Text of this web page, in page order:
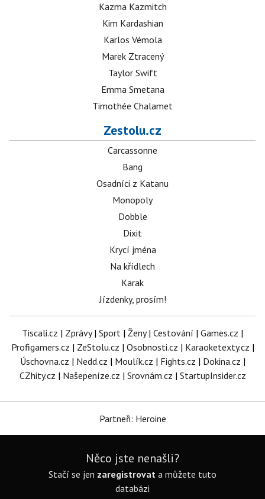
Kazma Kazmitch
Kim Kardashian
Karlos Vémola
Marek Ztracený
Taylor Swift
Emma Smetana
Timothée Chalamet
Zestolu.cz
Carcassonne
Bang
Osadníci z Katanu
Monopoly
Dobble
Dixit
Krycí jména
Na křídlech
Karak
Jízdenky, prosím!
Tiscali.cz | Zprávy| Sport | Ženy| Cestování | Games.cz |
Profigamers.cz | ZeStolu.cz | Osobnosti.cz | Karaoketexty.cz |
Úschovna.cz | Nedd.cz | Moulík.cz | Fights.cz | Dokina.cz |
CZhity.cz | Našepeníze.cz | Srovnám.cz | StartupInsider.cz
Partneři: Heroine
Něco jste nenašli?
Stačí se jen zaregistrovat a můžete tuto
databázi